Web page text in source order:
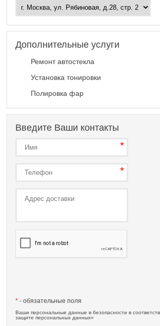
Дополнительные услуги
Ремонт автостекла
Установка тонировки
Полировка фар
Введите Ваши контакты
* - обязательные поля
Ваши персональные данные в безопасности в
защите персональных данных»